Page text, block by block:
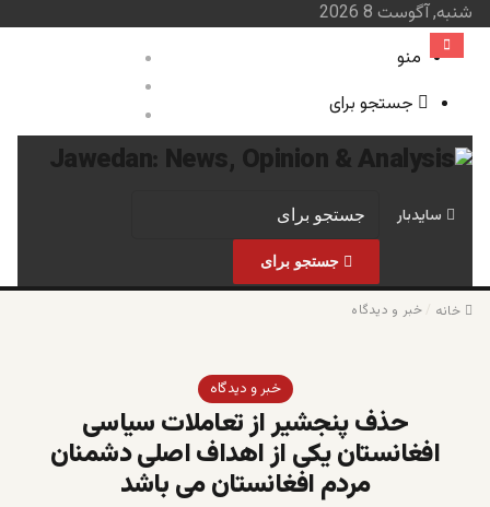
شنبه, آگوست 8 2026
منو
جستجو برای
صفحه نخست
سایدبار
جستجو برای
خانه خبر و دیدگاه
خبر و دیدگاه
حذف پنجشیر از تعاملات سیاسی
افغانستان یکی از اهداف اصلی دشمنان
مردم افغانستان می باشد